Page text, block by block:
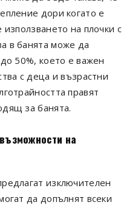
дори когато е
на плочки с
в банята може да
50%, което е важен
с деца и възрастни
правят
за банята.
на
изключителен
да допълнят всеки